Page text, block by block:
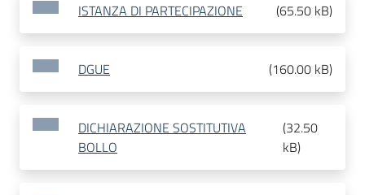
ISTANZA DI PARTECIPAZIONE (65.50 kB)
DGUE (160.00 kB)
DICHIARAZIONE SOSTITUTIVA
BOLLO
(32.50
kB)